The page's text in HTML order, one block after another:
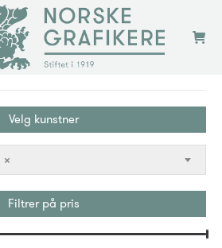
Velg kunstner
×
Filtrer på pris